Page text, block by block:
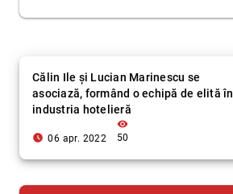
Călin Ile și Lucian Marinescu se
asociază, formând o echipă de elită în
industria hotelieră
access_time_filled 06 apr. 2022
visibility
50